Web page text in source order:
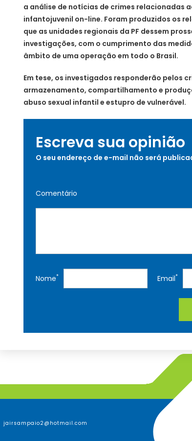
a análise de notícias de crimes relacionadas
infantojuvenil on-line. Foram produzidos os
que as unidades regionais da PF dessem
investigações, com o cumprimento das
âmbito de uma operação em todo o Brasil.
Em tese, os investigados responderão pelos
armazenamento, compartilhamento e
abuso sexual infantil e estupro de vulnerável.
Escreva sua opinião
O seu endereço de e-mail não será
Comentário
Nome* Email*
jairsampaio2@hotmail.com